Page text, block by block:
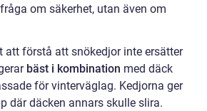
om säkerhet, utan även om
att förstå att snökedjor inte ersätter
bäst i kombination med däck
för vinterväglag. Kedjorna ger
där däcken annars skulle slira.